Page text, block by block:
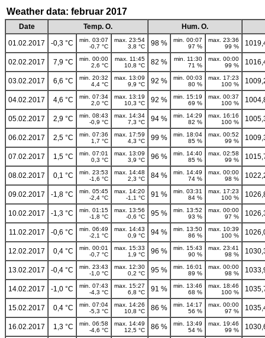
Weather data: februar 2017
Date Temp. O.
Hum. O.
01.02.2017
-0,3 °C
min. 03:07
-0,7 °C
max. 23:54
3,8 °C
98 %
min. 00:07
97 %
max. 23:36
99 %
02.02.2017 7,9 °C
min. 00:00
2,6 °C
max. 11:45
10,8 °C
82 %
min. 11:30
71 %
max. 00:00
99 %
03.02.2017 6,6 °C
min. 20:32
4,4 °C
max. 13:09
9,9 °C
92 %
min. 00:03
80 %
max. 17:23
100 %
04.02.2017 4,6 °C
min. 07:34
2,0 °C
max. 13:19
10,3 °C
92 %
min. 15:19
69 %
max. 00:37
100 %
05.02.2017 2,9 °C
min. 08:43
-0,9 °C
max. 14:34
7,3 °C
94 %
min. 14:29
82 %
max. 16:16
100 %
06.02.2017 2,5 °C
min. 07:36
1,7 °C
max. 17:59
4,3 °C
99 %
min. 18:04
85 %
max. 00:52
99 %
07.02.2017 1,5 °C
min. 07:01
0,3 °C
max. 13:09
3,9 °C
96 %
min. 14:40
85 %
max. 02:58
99 %
08.02.2017 0,1 °C
min. 23:53
-1,6 °C
max. 14:48
2,3 °C
84 %
min. 14:49
74 %
max. 00:00
98 %
09.02.2017 -1,8 °C
min. 05:45
-2,4 °C
max. 14:20
-1,1 °C
91 %
min. 03:31
84 %
max. 17:23
100 %
10.02.2017 -1,3 °C
min. 01:15
-1,8 °C
max. 13:56
-0,6 °C
95 %
min. 13:52
93 %
max. 00:00
97 %
11.02.2017 -0,6 °C
min. 06:49
-2,1 °C
max. 14:43
0,9 °C
94 %
min. 13:50
86 %
max. 10:39
100 %
12.02.2017 0,4 °C
min. 00:01
-0,7 °C
max. 15:33
1,9 °C
96 %
min. 15:43
90 %
max. 23:41
98 %
13.02.2017 -0,4 °C
min. 23:43
-1,0 °C
max. 12:30
0,2 °C
95 %
min. 16:01
89 %
max. 00:00
98 %
14.02.2017 -1,0 °C
min. 07:43
-4,3 °C
max. 15:27
6,8 °C
91 %
min. 13:46
68 %
max. 18:46
100 %
15.02.2017 0,4 °C
min. 07:04
-5,3 °C
max. 14:26
10,8 °C
86 %
min. 14:17
56 %
max. 00:00
97 %
16.02.2017 1,3 °C
min. 06:58
-4,6 °C
max. 14:49
12,5 °C
86 %
min. 13:49
54 %
max. 19:46
99 %